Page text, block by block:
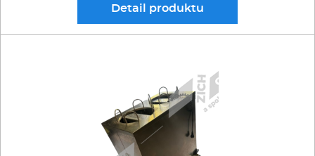
Detail produktu